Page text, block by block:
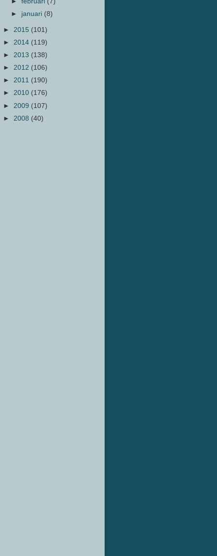
► januari (8)
► 2015 (101)
► 2014 (119)
► 2013 (138)
► 2012 (106)
► 2011 (190)
► 2010 (176)
► 2009 (107)
► 2008 (40)